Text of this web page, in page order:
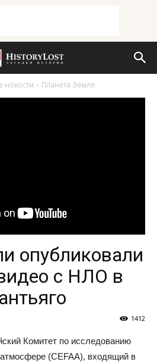
новости Планета Земля
опубликовали
с НЛО в
1412
Комитет по исследованию
(CEFAA), входящий в